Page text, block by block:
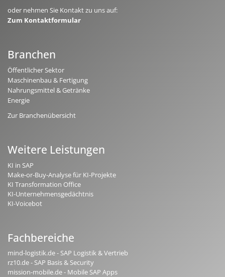
oder nehmen Sie Kontakt zu uns auf:
Zum Kontaktformular
Branchen
Öffentlicher Sektor
Maschinenbau & Fertigung
Nahrungsmittel & Getränke
Energie
Zur Branchenübersicht
Weitere Leistungen
KI in SAP
Make-or-Buy-Analyse für KI-Projekte
KI Transformation Office
KI-Unternehmensgedächtnis
KI-Voicebot
Fachbereiche
mind-logistik.de - SAP Logistik & Vertrieb
rz10.de - SAP Basis & Security
mission-mobile.de - Mobile SAP Apps